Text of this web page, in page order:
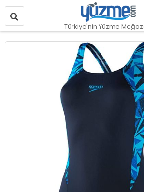
Türkiye'nin Yüzme
Resim